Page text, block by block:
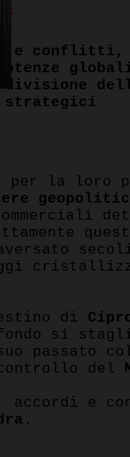
e conflitti,
per la loro
di
si
passato
del
accordi e
.